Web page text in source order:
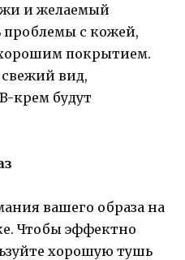
и желаемый
проблемы с кожей,
покрытием.
вид,
крем будут
вашего образа на
Чтобы эффектно
хорошую тушь